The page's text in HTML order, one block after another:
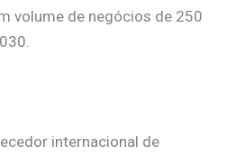
volume de negócios de 250
internacional de